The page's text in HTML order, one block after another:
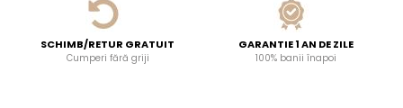
SCHIMB/RETUR GRATUIT
Cumperi fără griji
GARANTIE 1 AN DE ZILE
100% banii înapoi